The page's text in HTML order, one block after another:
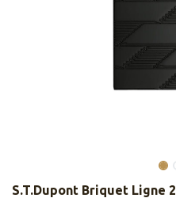
S.T.Dupont Briquet Ligne